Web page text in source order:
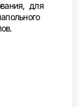
для